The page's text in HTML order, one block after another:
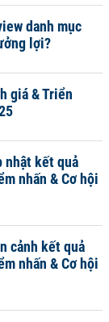
danh mục
lợi?
giá & Triển
nhật kết quả
nhấn & Cơ hội
cảnh kết quả
nhấn & Cơ hội